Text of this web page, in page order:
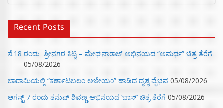
Recent Posts
ಸೆ.18 ರಂದು ಶ್ರೀನಗರ ಕಿಟ್ಟಿ – ಮೇಘನಾರಾಜ್ ಅಭಿನಯದ “ಅಮರ್ಥ” ಚಿತ್ರ ತೆರೆಗೆ
05/08/2026
ಬಾದಾಮಿಯಲ್ಲಿ “ಕರ್ಣಾಟಬಲಂ ಅಜೇಯಂ” ಹಾಡಿದ ದೃಶ್ಯ ವೈಭವ 05/08/2026
ಆಗಸ್ಟ್ 7 ರಂದು ತನುಷ್ ಶಿವಣ್ಣ ಅಭಿನಯದ ‘ಬಾಸ್’ ಚಿತ್ರ ತೆರೆಗೆ 05/08/2026